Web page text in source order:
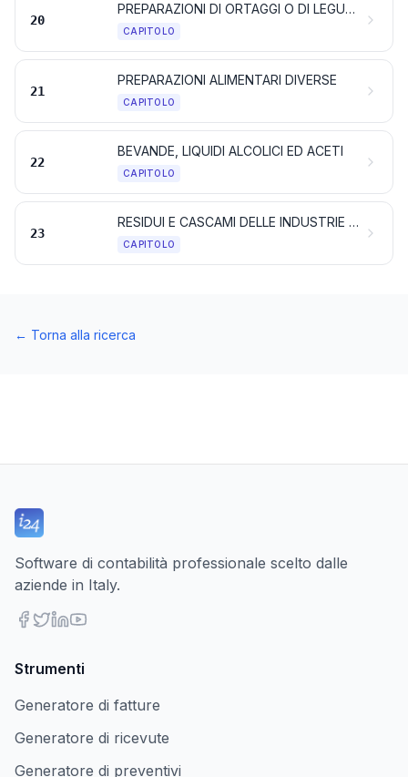
20
PREPARAZIONI DI ORTAGGI O DI LEGUMI, DI FRUTTA, DI FRUTTA A GUSCIO O DI ALTRE PARTI DI PIANTE
CAPITOLO
21
PREPARAZIONI ALIMENTARI DIVERSE
CAPITOLO
22
BEVANDE, LIQUIDI ALCOLICI ED ACETI
CAPITOLO
23
RESIDUI E CASCAMI DELLE INDUSTRIE ALIMENTARI; ALIMENTI PREPARATI PER GLI ANIMALI
CAPITOLO
← Torna alla ricerca
Software di contabilità professionale scelto dalle
aziende in Italy.
Strumenti
Generatore di fatture
Generatore di ricevute
Generatore di preventivi